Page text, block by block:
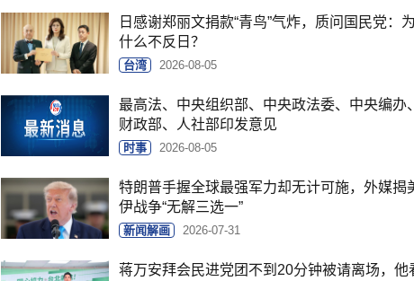
日感谢郑丽文捐款“青鸟”气炸，质问国民党：为
什么不反日？
台湾 2026-08-05
最高法、中央组织部、中央政法委、中央编办、
财政部、人社部印发意见
时事 2026-08-05
特朗普手握全球最强军力却无计可施，外媒揭
伊战争“无解三选一”
新闻解画 2026-07-31
蒋万安拜会民进党团不到20分钟被请离场，他